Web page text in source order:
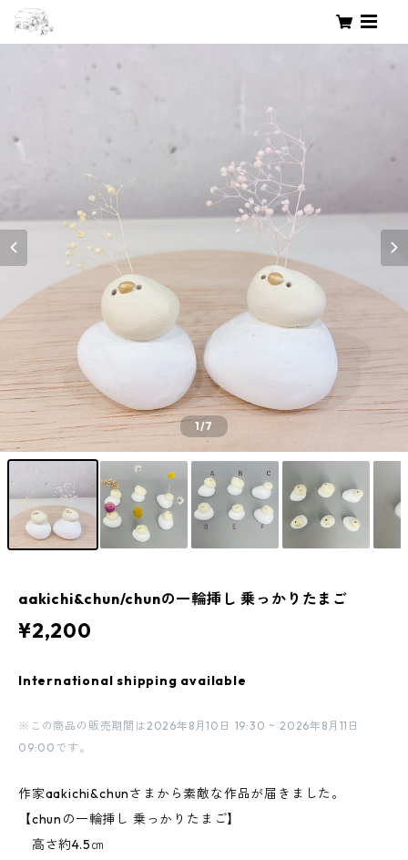
1/7
aakichi&chun/chunの一輪挿し 乗っかりたまご
¥2,200
International shipping available
※この商品の販売期間は2026年8月10日 19:30 ~ 2026年8月11日
09:00です。
作家aakichi&chunさまから素敵な作品が届きました。
【chunの一輪挿し 乗っかりたまご】
高さ約4.5㎝